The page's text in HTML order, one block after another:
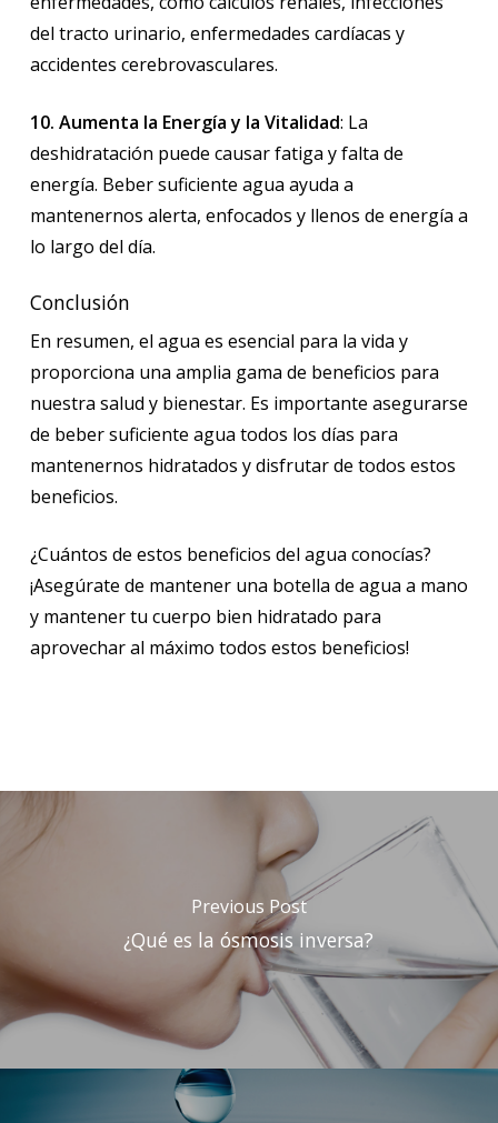
del tracto urinario, enfermedades cardíacas y
accidentes cerebrovasculares.
10. Aumenta la Energía y la Vitalidad: La
deshidratación puede causar fatiga y falta de
energía. Beber suficiente agua ayuda a
mantenernos alerta, enfocados y llenos de energía a
lo largo del día.
Conclusión
En resumen, el agua es esencial para la vida y
proporciona una amplia gama de beneficios para
nuestra salud y bienestar. Es importante asegurarse
de beber suficiente agua todos los días para
mantenernos hidratados y disfrutar de todos estos
beneficios.
¿Cuántos de estos beneficios del agua conocías?
¡Asegúrate de mantener una botella de agua a mano
y mantener tu cuerpo bien hidratado para
aprovechar al máximo todos estos beneficios!
Previous Post
¿Qué es la ósmosis inversa?